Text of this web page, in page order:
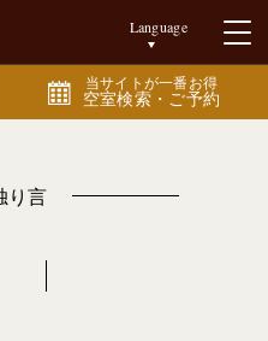
Language
当サイトが一番お得
空室検索・ご予約
り言